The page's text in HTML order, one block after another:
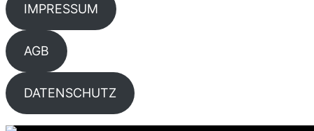
IMPRESSUM
AGB
DATENSCHUTZ